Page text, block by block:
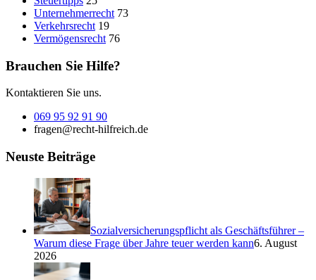
Unternehmerrecht 73
Verkehrsrecht 19
Vermögensrecht 76
Brauchen Sie Hilfe?
Kontaktieren Sie uns.
069 95 92 91 90
fragen@recht-hilfreich.de
Neuste Beiträge
Sozialversicherungspflicht als Geschäftsführer –
Warum diese Frage über Jahre teuer werden kann6. August
2026